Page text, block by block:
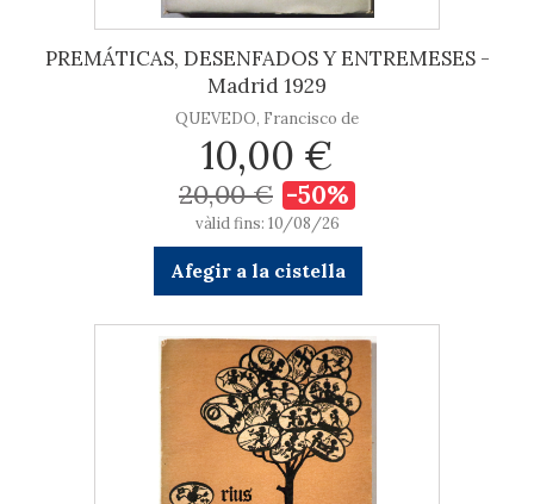
PREMÁTICAS, DESENFADOS Y ENTREMESES -
Madrid 1929
QUEVEDO, Francisco de
10,00 €
20,00 € -50%
vàlid fins: 10/08/26
Afegir a la cistella